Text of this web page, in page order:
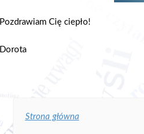
Pozdrawiam Cię ciepło!
Dorota
Strona główna